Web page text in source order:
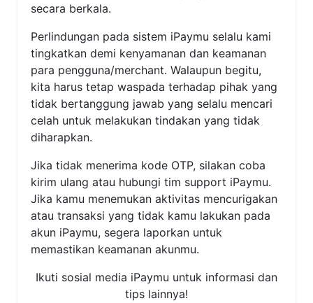
secara berkala.
Perlindungan pada sistem iPaymu selalu kami
tingkatkan demi kenyamanan dan keamanan
para pengguna/merchant. Walaupun begitu,
kita harus tetap waspada terhadap pihak yang
tidak bertanggung jawab yang selalu mencari
celah untuk melakukan tindakan yang tidak
diharapkan.
Jika tidak menerima kode OTP, silakan coba
kirim ulang atau hubungi tim support iPaymu.
Jika kamu menemukan aktivitas mencurigakan
atau transaksi yang tidak kamu lakukan pada
akun iPaymu, segera laporkan untuk
memastikan keamanan akunmu.
Ikuti sosial media iPaymu untuk informasi dan
tips lainnya!